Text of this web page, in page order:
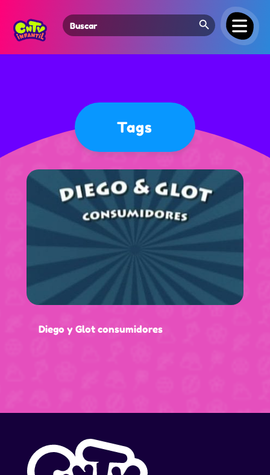
Search
for:
Search Button
Tags
Diego y Glot consumidores